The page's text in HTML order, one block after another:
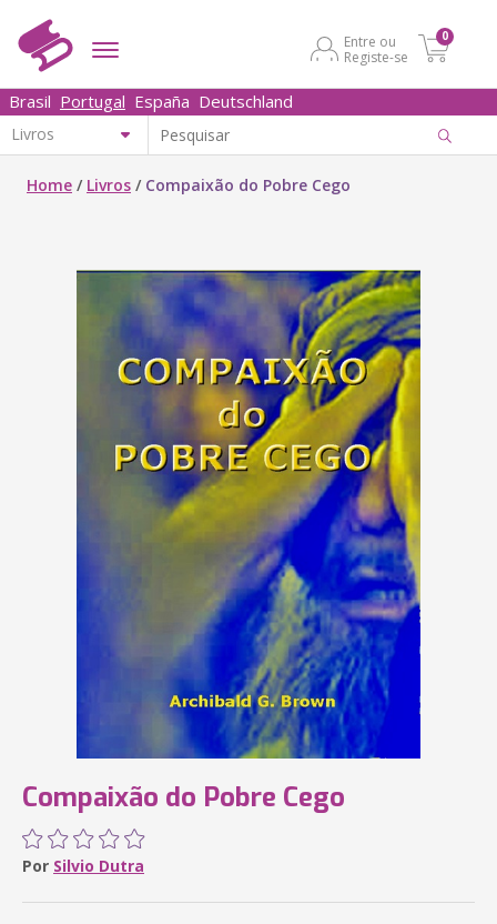
Entre ou
Registe-se
0
Brasil Portugal España Deutschland
Home / Livros / Compaixão do Pobre Cego
Compaixão do Pobre Cego
Por Silvio Dutra